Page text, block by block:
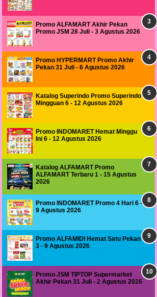
Promo ALFAMART Akhir Pekan
Promo JSM 28 Juli - 3 Agustus 2026
Promo HYPERMART Promo Akhir
Pekan 31 Juli - 6 Agustus 2026
Katalog Superindo Promo Superindo
Mingguan 6 - 12 Agustus 2026
Promo INDOMARET Hemat Minggu
Ini 6 - 12 Agustus 2026
Katalog ALFAMART Promo
ALFAMART Terbaru 1 - 15 Agustus
2026
Promo INDOMARET Promo 4 Hari 6 -
9 Agustus 2026
Promo ALFAMIDI Hemat Satu Pekan
3 - 9 Agustus 2026
Promo JSM TIPTOP Supermarket
Akhir Pekan 31 Juli - 2 Agustus 2026